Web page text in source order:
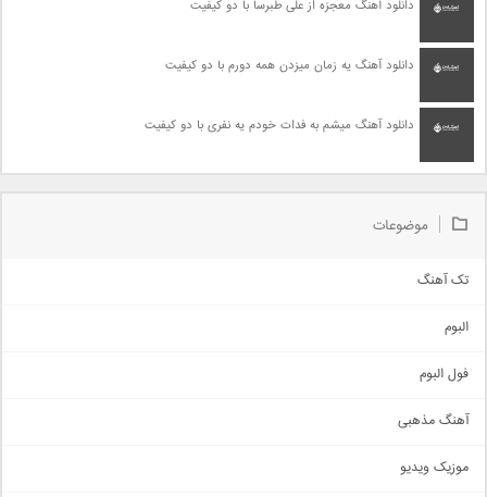
دانلود آهنگ معجزه از علی طبرسا با دو کیفیت
دانلود آهنگ یه زمان میزدن همه دورم با دو کیفیت
دانلود آهنگ میشم به فدات خودم یه نفری با دو کیفیت
موضوعات
تک آهنگ
اجتماعی
حماسی
سنتی
البوم
فول البوم
آهنگ مذهبی
موزیک ویدیو